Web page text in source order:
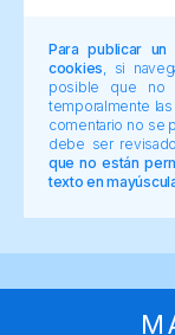
Para publicar un
cookies , si
posible que no
temporalmente
comentario no se
debe ser
que no están
texto en